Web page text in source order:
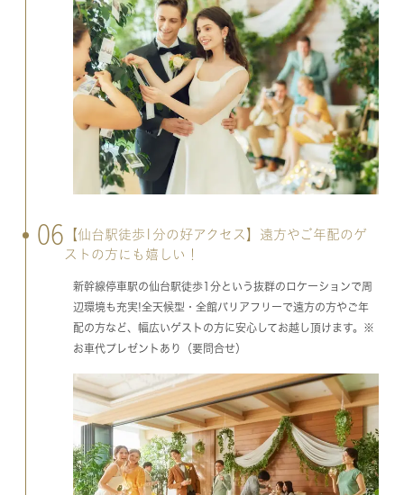
06 【仙台駅徒歩1分の好アクセス】遠方やご年配のゲ
ストの方にも嬉しい！
新幹線停車駅の仙台駅徒歩1分という抜群のロケーションで周
辺環境も充実!全天候型・全館バリアフリーで遠方の方やご年
配の方など、幅広いゲストの方に安心してお越し頂けます。※
お車代プレゼントあり（要問合せ）